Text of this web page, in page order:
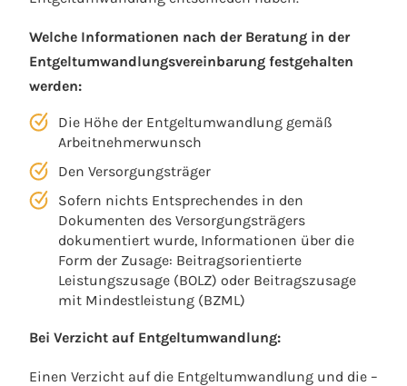
Welche Informationen nach der Beratung in der
Entgeltumwandlungsvereinbarung festgehalten
werden:
Die Höhe der Entgeltumwandlung gemäß
Arbeitnehmerwunsch
Den Versorgungsträger
Sofern nichts Entsprechendes in den
Dokumenten des Versorgungsträgers
dokumentiert wurde, Informationen über die
Form der Zusage: Beitragsorientierte
Leistungszusage (BOLZ) oder Beitragszusage
mit Mindestleistung (BZML)
Bei Verzicht auf Entgeltumwandlung:
Einen Verzicht auf die Entgeltumwandlung und die –